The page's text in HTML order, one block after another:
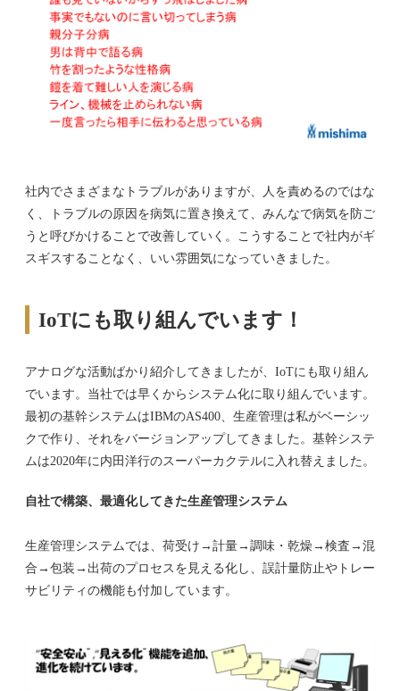
社内でさまざまなトラブルがありますが、人を責めるのではな
く、トラブルの原因を病気に置き換えて、みんなで病気を防ご
うと呼びかけることで改善していく。こうすることで社内がギ
スギスすることなく、いい雰囲気になっていきました。
IoTにも取り組んでいます！
アナログな活動ばかり紹介してきましたが、IoTにも取り組ん
でいます。当社では早くからシステム化に取り組んでいます。
最初の基幹システムはIBMのAS400、生産管理は私がベーシッ
クで作り、それをバージョンアップしてきました。基幹システ
ムは2020年に内田洋行のスーパーカクテルに入れ替えました。
自社で構築、最適化してきた生産管理システム
生産管理システムでは、荷受け→計量→調味・乾燥→検査→混
合→包装→出荷のプロセスを見える化し、誤計量防止やトレー
サビリティの機能も付加しています。